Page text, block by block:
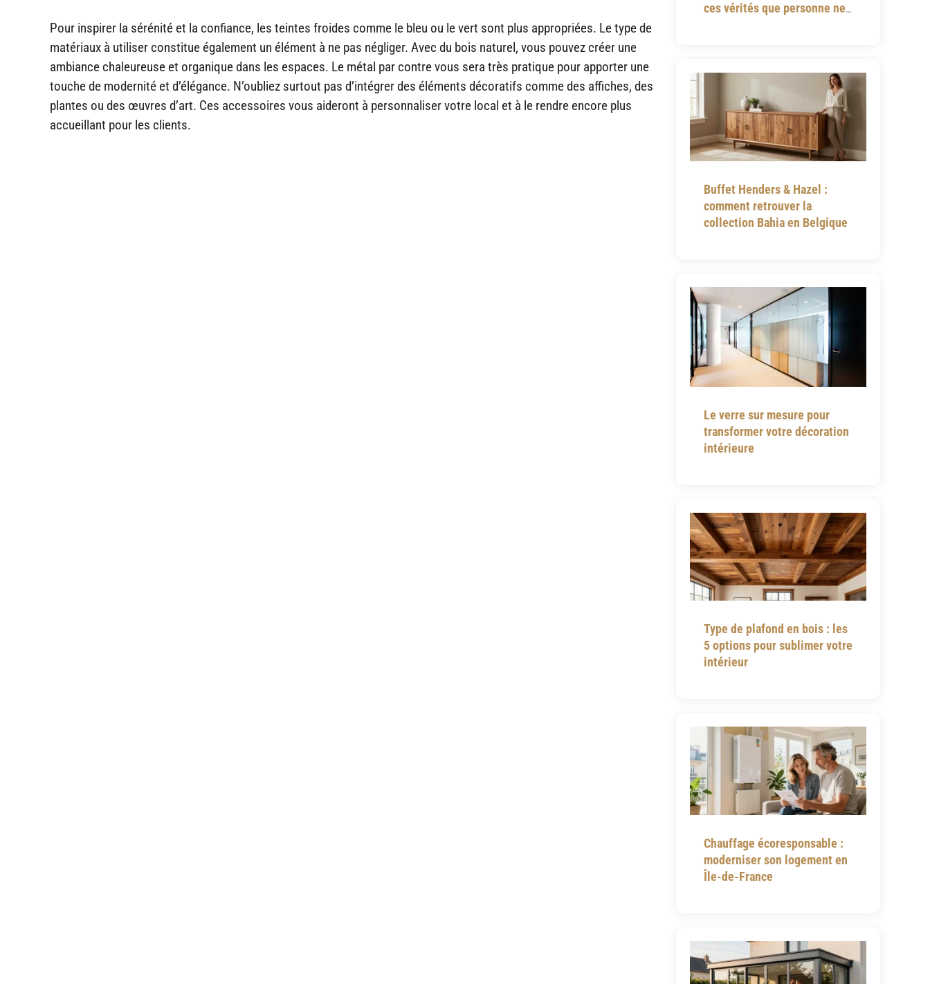
Pour inspirer la sérénité et la confiance, les teintes froides comme le bleu ou le vert sont plus appropriées. Le type de
matériaux à utiliser constitue également un élément à ne pas négliger. Avec du bois naturel, vous pouvez créer une
ambiance chaleureuse et organique dans les espaces. Le métal par contre vous sera très pratique pour apporter une
touche de modernité et d’élégance. N’oubliez surtout pas d’intégrer des éléments décoratifs comme des affiches, des
plantes ou des œuvres d’art. Ces accessoires vous aideront à personnaliser votre local et à le rendre encore plus
accueillant pour les clients.
ces vérités que personne ne
Buffet Henders & Hazel :
comment retrouver la
collection Bahia en Belgique
Le verre sur mesure pour
transformer votre décoration
intérieure
Type de plafond en bois : les
5 options pour sublimer votre
intérieur
Chauffage écoresponsable :
moderniser son logement en
Île-de-France